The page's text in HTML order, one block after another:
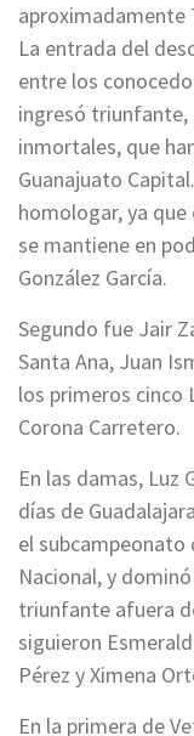
aproximadamente
La entrada del
entre los
ingresó triunfante,
inmortales, que
Guanajuato
homologar, ya
se mantiene en
González García.
Segundo fue Jair
Santa Ana, Juan
los primeros cinco
Corona Carretero.
En las damas, Luz
días de
el subcampeonato
Nacional, y
triunfante afuera
siguieron
Pérez y Ximena
En la primera de